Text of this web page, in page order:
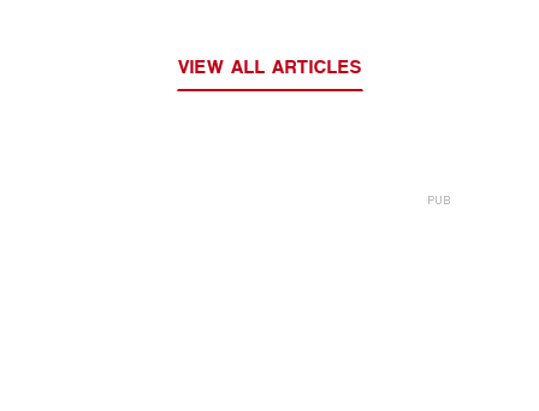
VIEW ALL ARTICLES